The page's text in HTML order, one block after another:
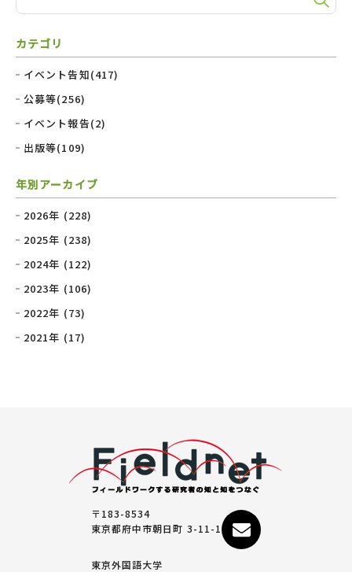
カテゴリ
イベント告知(417)
公募等(256)
イベント報告(2)
出版等(109)
年別アーカイブ
2026年 (228)
2025年 (238)
2024年 (122)
2023年 (106)
2022年 (73)
2021年 (17)
〒183-8534
東京都府中市朝日町 3-11-1
東京外国語大学